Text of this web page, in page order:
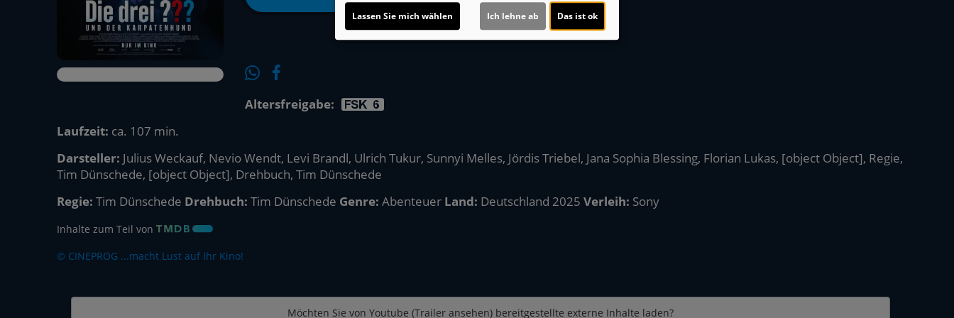
Altersfreigabe:
Laufzeit: ca. 107 min.
Darsteller: Julius Weckauf, Nevio Wendt, Levi Brandl, Ulrich Tukur, Sunnyi Melles, Jördis Triebel, Jana Sophia Blessing, Florian Lukas, [object Object], Regie,
Tim Dünschede, [object Object], Drehbuch, Tim Dünschede
Regie: Tim Dünschede Drehbuch: Tim Dünschede Genre: Abenteuer Land: Deutschland 2025 Verleih: Sony
Inhalte zum Teil von
© CINEPROG ...macht Lust auf Ihr Kino!
Möchten Sie von Youtube (Trailer ansehen) bereitgestellte externe Inhalte laden?
Lassen Sie mich wählen Ich lehne ab Das ist ok